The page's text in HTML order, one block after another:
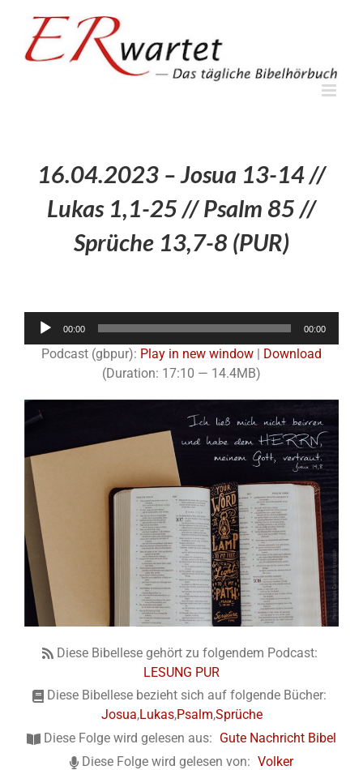
springen
16.04.2023 – Josua 13-14 //
Lukas 1,1-25 // Psalm 85 //
Sprüche 13,7-8 (PUR)
Audio-
00:00 00:00
Podcast (gbpur): Play in new window
Download
(Duration: 17:10 — 14.4MB)
Diese Bibellese gehört zu folgendem Podcast:
LESUNG PUR
Diese Bibellese bezieht sich auf folgende Bücher:
Josua,Lukas,Psalm,Sprüche
Diese Folge wird gelesen aus: Gute Nachricht Bibel
Diese Folge wird gelesen von: Volker